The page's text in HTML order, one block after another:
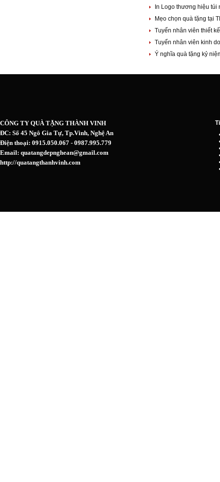
In Logo thương hiệu túi
Mẹo chọn quà tặng tại
Tuyển nhân viên thiết
Tuyển nhân viên kinh
Ý nghĩa quà tặng kỷ
CÔNG TY QUÀ TẶNG THÀNH VINH
ĐC: Số 45 Ngô Gia Tự, Tp.Vinh, Nghệ An
Điện thoại: 0915.050.067 - 0987.995.779
Email: quatangdepnghean@gmail.com
http://quatangthanhvinh.com